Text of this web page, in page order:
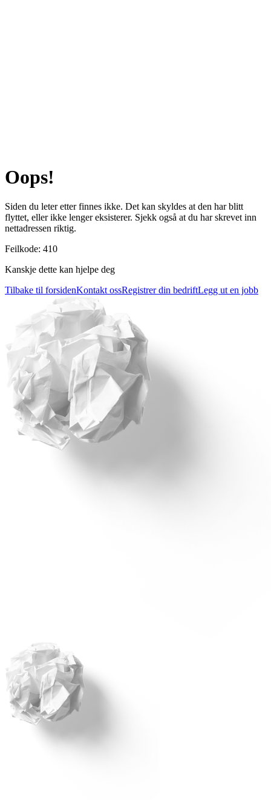
Oops!
Siden du leter etter finnes ikke. Det kan skyldes at den har blitt
flyttet, eller ikke lenger eksisterer. Sjekk også at du har skrevet inn
nettadressen riktig.
Feilkode: 410
Kanskje dette kan hjelpe deg
Tilbake til forsidenKontakt ossRegistrer din bedriftLegg ut en jobb